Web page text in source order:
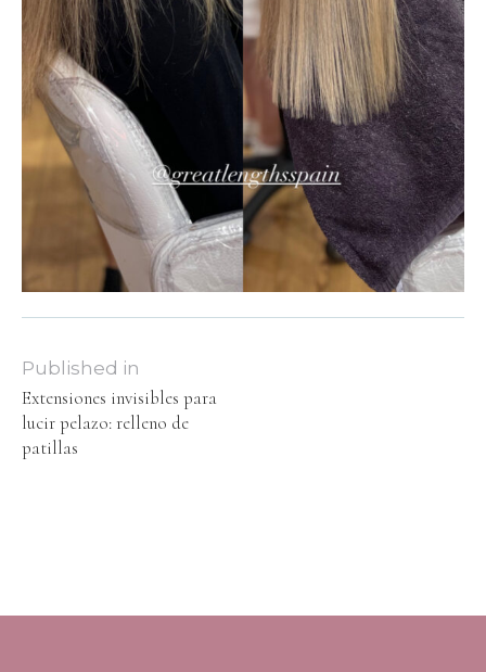
Published in
Extensiones invisibles para
lucir pelazo: relleno de
patillas